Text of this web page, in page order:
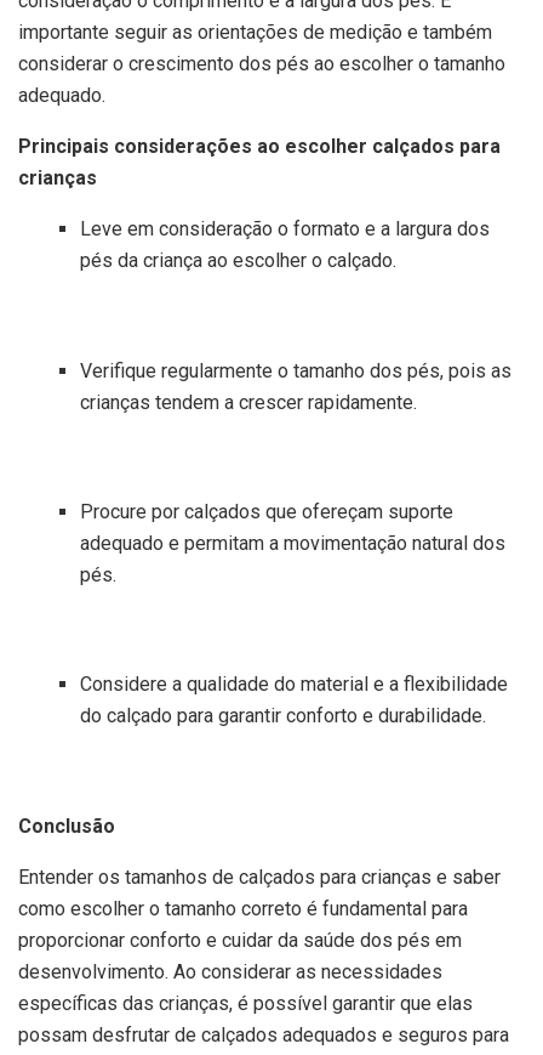
importante seguir as orientações de medição e também
considerar o crescimento dos pés ao escolher o tamanho
adequado.
Principais considerações ao escolher calçados para
crianças
Leve em consideração o formato e a largura dos
pés da criança ao escolher o calçado.
Verifique regularmente o tamanho dos pés, pois as
crianças tendem a crescer rapidamente.
Procure por calçados que ofereçam suporte
adequado e permitam a movimentação natural dos
pés.
Considere a qualidade do material e a flexibilidade
do calçado para garantir conforto e durabilidade.
Conclusão
Entender os tamanhos de calçados para crianças e saber
como escolher o tamanho correto é fundamental para
proporcionar conforto e cuidar da saúde dos pés em
desenvolvimento. Ao considerar as necessidades
específicas das crianças, é possível garantir que elas
possam desfrutar de calçados adequados e seguros para